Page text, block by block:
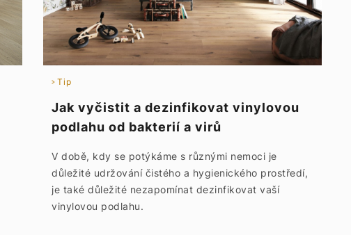
Tip
Jak vyčistit a dezinfikovat vinylovou
podlahu od bakterií a virů
V době, kdy se potýkáme s různými nemoci je
důležité udržování čistého a hygienického prostředí,
je také důležité nezapomínat dezinfikovat vaší
vinylovou podlahu.